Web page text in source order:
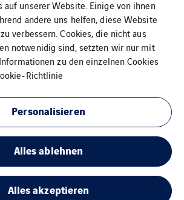
auf unserer Website. Einige von ihnen
andere uns helfen, diese Website
verbessern. Cookies, die nicht aus
notwenidig sind, setzten wir nur mit
zu den einzelnen Cookies
Richtlinie
Personalisieren
Alles ablehnen
Alles akzeptieren